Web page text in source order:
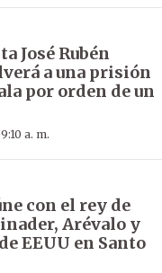
José Rubén
a una prisión
por orden de un
a. m.
con el rey de
Arévalo y
EEUU en Santo